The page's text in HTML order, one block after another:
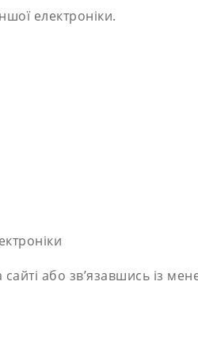
електроніки.
або зв’язавшись із